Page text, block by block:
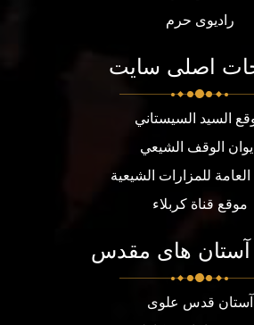
رادیوی حرم
اصلی سایت
السيد السيستاني
الوقف الشيعي
العامة للمزارات الشيعية
موقع قناة كربلاء
های مقدس
آستان قدس علوی